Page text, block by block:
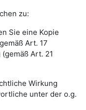
zu:
Sie eine Kopie
Art. 17
Art. 21
Wirkung
unter der o.g.